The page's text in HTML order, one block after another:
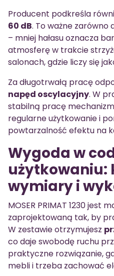
Producent podkreśla
60 dB. To ważne zarówno
– mniej hałasu oznacza
atmosferę w trakcie
salonach, gdzie liczy się
Za długotrwałą pracę
napęd oscylacyjny. W
stabilną pracę
regularne użytkowanie i
powtarzalność efektu na
Wygoda w
użytkowaniu:
wymiary i
MOSER PRIMAT 1230 jest
zaprojektowaną tak, by
W zestawie otrzymujesz
co daje swobodę ruchu
praktyczne rozwiązanie,
mebli i trzeba zachować